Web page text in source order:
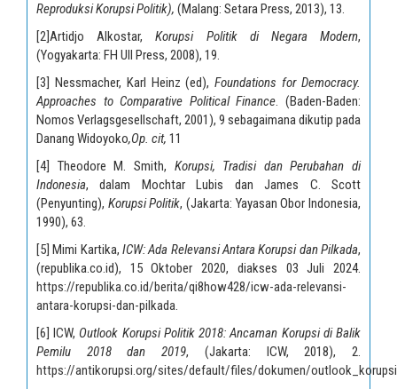
Reproduksi Korupsi Politik), (Malang: Setara Press, 2013), 13.
[2]Artidjo Alkostar,Korupsi Politik di Negara Modern,
(Yogyakarta: FH UII Press, 2008), 19.
[3] Nessmacher, Karl Heinz (ed),Foundations for Democracy.
Approaches to Comparative Political Finance. (Baden-Baden:
Nomos Verlagsgesellschaft, 2001), 9 sebagaimana dikutip pada
Danang Widoyoko,Op. cit, 11
[4]
Theodore M. Smith, Korupsi, Tradisi dan Perubahan di
Indonesia, dalam Mochtar Lubis dan James C. Scott
(Penyunting), Korupsi Politik, (Jakarta: Yayasan Obor Indonesia,
1990), 63.
[5] Mimi Kartika, ICW: Ada Relevansi Antara Korupsi dan Pilkada,
(republika.co.id), 15 Oktober 2020, diakses 03 Juli 2024.
https://republika.co.id/berita/qi8how428/icw-ada-relevansi-
antara-korupsi-dan-pilkada.
[6] ICW, Outlook Korupsi Politik 2018: Ancaman Korupsi di Balik
Pemilu 2018 dan 2019, (Jakarta: ICW, 2018), 2.
https://antikorupsi.org/sites/default/files/dokumen/